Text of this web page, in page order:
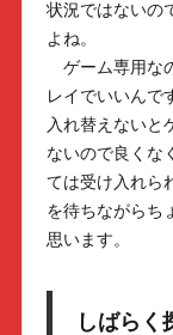
状況ではないの
よね。
ゲーム専用な
レイでいいんで
入れ替えないと
ないので良くな
ては受け入れら
を待ちながらち
思います。
しばらく